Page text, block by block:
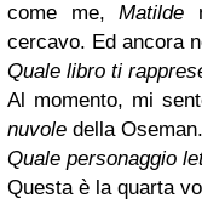
come me,Matilde
cercavo. Ed ancora
Quale libro ti
Al momento, mi
nuvole della Oseman.
Quale personaggio
Questa è la quarta